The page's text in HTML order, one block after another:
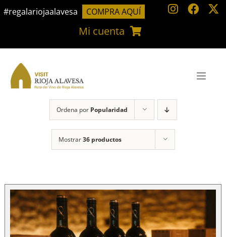
Saltar
#regalariojaalavesa COMPRA AQUÍ
Mi cuenta
Ordena por Popularidad
Mostrar36 productos